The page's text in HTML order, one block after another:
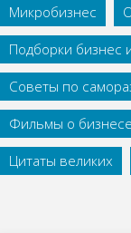
Микробизнес
Подборки бизнес
Советы по
Фильмы о
Цитаты великих